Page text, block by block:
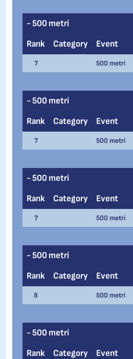
- 500 metri
Rank
Category Event
7 500 metri
- 500 metri
Rank
Category Event
7 500 metri
- 500 metri
Rank
Category Event
7 500 metri
- 500 metri
Rank
Category Event
8 500 metri
- 500 metri
Rank
Category Event